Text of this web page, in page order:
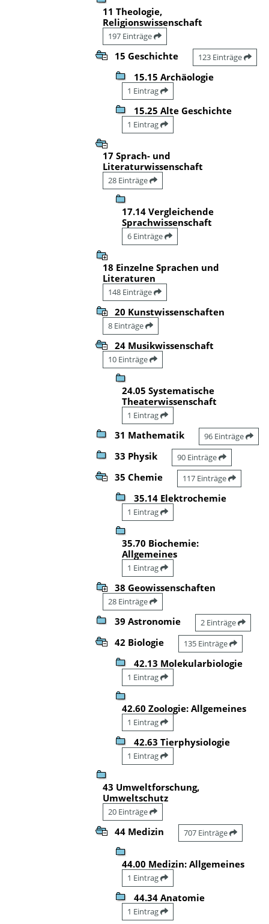
11 Theologie,
Religionswissenschaft
197 Einträge
15 Geschichte 123 Einträge
15.15 Archäologie
1 Eintrag
15.25 Alte Geschichte
1 Eintrag
17 Sprach- und
Literaturwissenschaft
28 Einträge
17.14 Vergleichende
Sprachwissenschaft
6 Einträge
18 Einzelne Sprachen und
Literaturen
148 Einträge
20 Kunstwissenschaften
8 Einträge
24 Musikwissenschaft
10 Einträge
24.05 Systematische
Theaterwissenschaft
1 Eintrag
31 Mathematik 96 Einträge
33 Physik 90 Einträge
35 Chemie 117 Einträge
35.14 Elektrochemie
1 Eintrag
35.70 Biochemie:
Allgemeines
1 Eintrag
38 Geowissenschaften
28 Einträge
39 Astronomie 2 Einträge
42 Biologie 135 Einträge
42.13 Molekularbiologie
1 Eintrag
42.60 Zoologie: Allgemeines
1 Eintrag
42.63 Tierphysiologie
1 Eintrag
43 Umweltforschung,
Umweltschutz
20 Einträge
44 Medizin 707 Einträge
44.00 Medizin: Allgemeines
1 Eintrag
44.34 Anatomie
1 Eintrag